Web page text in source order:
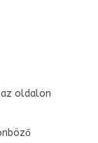
oldalon